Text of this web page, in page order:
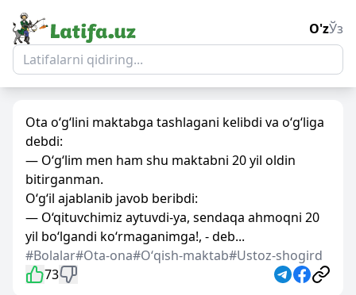
O'zЎз
Ota o‘g‘lini maktabga tashlagani kelibdi va o‘g‘liga
debdi:
— O‘g‘lim men ham shu maktabni 20 yil oldin
bitirganman.
O‘g‘il ajablanib javob beribdi:
— O‘qituvchimiz aytuvdi-ya, sendaqa ahmoqni 20
yil bo‘lgandi ko‘rmaganimga!, - deb...
#Bolalar#Ota-ona#Oʻqish-maktab#Ustoz-shogird
73